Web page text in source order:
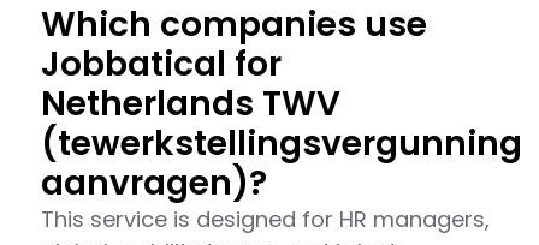
Which companies use
Jobbatical for
Netherlands TWV
(tewerkstellingsvergunning
aanvragen)?
This service is designed for HR managers,